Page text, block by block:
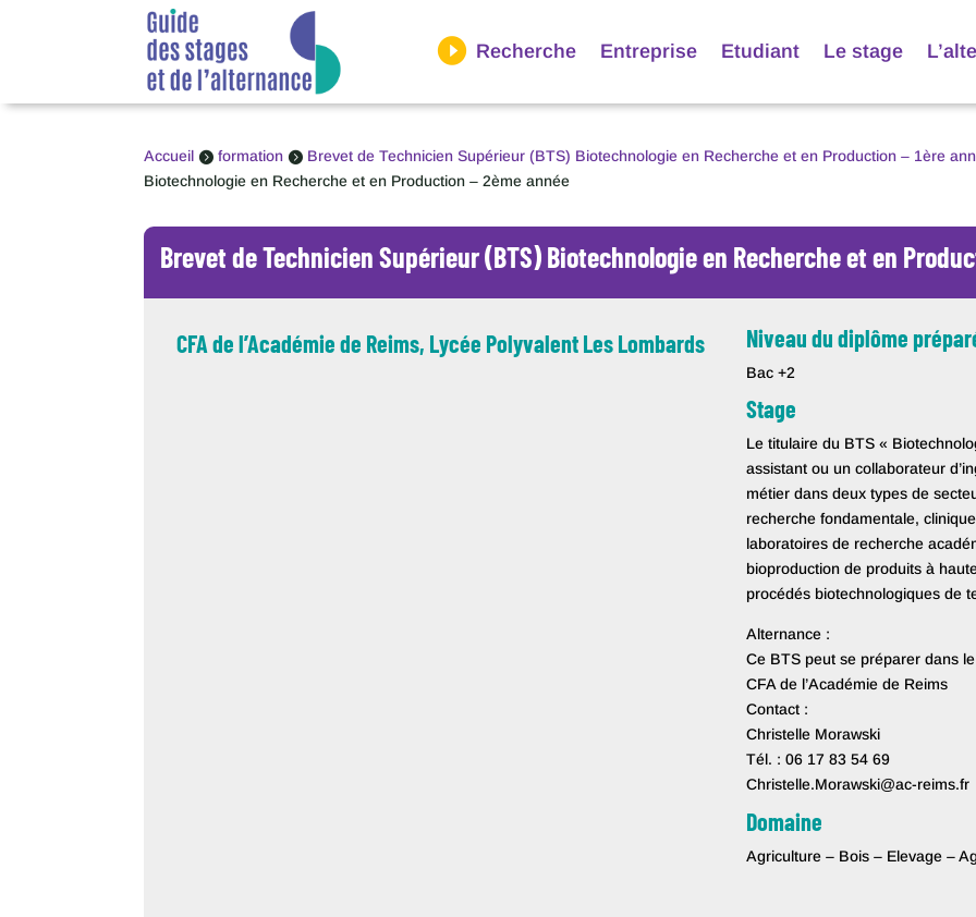
Recherche Entreprise Etudiant Le stage
Accueil  formation  Brevet de Technicien Supérieur (BTS) Biotechnologie en Recherche et en Production – 1ère
Biotechnologie en Recherche et en Production – 2ème année
Brevet de Technicien Supérieur (BTS) Biotechnologie en Recherche et en
CFA de l’Académie de Reims, Lycée Polyvalent Les Lombards Niveau du diplôme
Bac +2
Stage
Le titulaire du BTS «
assistant ou un collaborateur
métier dans deux types de
recherche fondamentale,
laboratoires de recherche
bioproduction de produits à
procédés biotechnologiques de
Alternance :
Ce BTS peut se préparer dans
CFA de l’Académie de Reims
Contact :
Christelle Morawski
Tél. : 06 17 83 54 69
Christelle.Morawski@ac-reims.fr
Domaine
Agriculture – Bois – Elevage –
Panneau de gestion des cookies